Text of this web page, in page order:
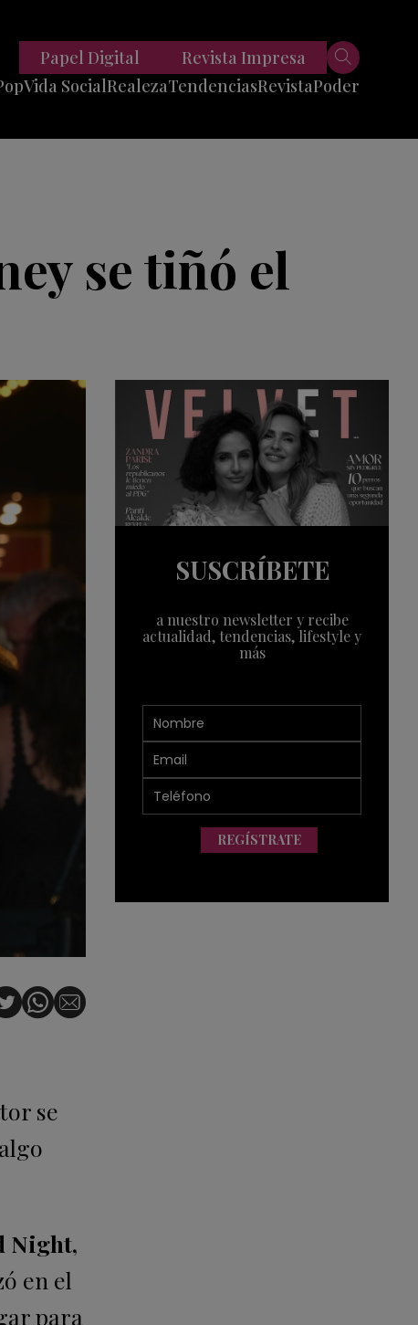
Vida SocialRealezaTendencias
Viajes
Tech
RevistaPoder
Papel Digital Revista Impresa
se tiñó el
se
Night,
en el
para
SUSCRÍBETE
a nuestro newsletter y recibe
actualidad, tendencias, lifestyle y
más
REGÍSTRATE